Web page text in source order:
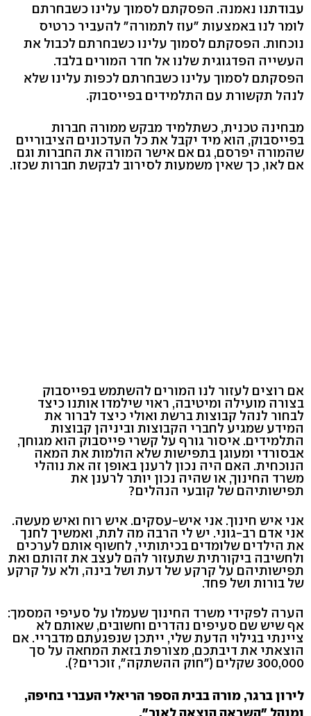
עבודתנו נאמנה. הפסקתם לסמוך עלינו כשבחרתם
לומר לנו באמצעות "עוז לתמורה" להעביר כרטיס
נוכחות. הפסקתם לסמוך עלינו כשבחרתם לכבול את
העשייה הפדגוגית שלנו אל חדר המורים בלבד.
הפסקתם לסמוך עלינו כשבחרתם לכפות עלינו שלא
לנהל תקשורת עם התלמידים בפייסבוק.
מבחינה טכנית, כשתלמיד מבקש ממורה חברות
בפייסבוק, הוא מיד יקבל את כל העדכונים הציבוריים
שהמורה יפרסם, גם אם אישר המורה את החברות וגם
אם לאו, כך שאין משמעות לסירוב לבקשת חברות שכזו.
אם רוצים לעזור לנו המורים להשתמש בפייסבוק
בצורה מועילה ומיטיבה, ראוי שילמדו אותנו כיצד
לבחור לנהל קבוצות ברשת ואולי כיצד לברור את
המידע שמגיע לחברי הקבוצות וביניהן קבוצות
התלמידים. איסור גורף על קשרי פייסבוק הוא מגוחך,
אבסורדי ומעוגן בתפישות שלא הולמות את המאה
הנוכחית. האם היה נכון לרענן באופן זה את נוהלי
משרד החינוך, או שהיה נכון יותר לרענן את
תפישותיהם של קובעי הנהלים?
אני איש חינוך. אני איש-עסקים. איש רוח ואיש מעשה.
אני אדם רב-גוני. יש לי הרבה מה לתת, ואמשיך לחנך
את הילדים שלומדים בכיתותיי, לחשוף אותם לערכים
ולחשיבה ביקורתית שתעזור להם לעצב את זהותם ואת
תפישותיהם על קרקע של דעת ושל בינה, ולא על קרקע
של בורות ושל פחד.
הערה לפקידי משרד החינוך שעמלו על סעיפי המסמך:
אף שיש שם סעיפים נהדרים וחשובים, שאותם לא
ציינתי בגילוי הדעת שלי, ייתכן שנפגעתם מדבריי. אם
הוצאתי את דיבתכם, מצורפת בזאת המחאה על סך
300,000 שקלים ("חוק ההשתקה", זוכרים?).
לירון ברגר, מורה בבית הספר הריאלי העברי בחיפה,